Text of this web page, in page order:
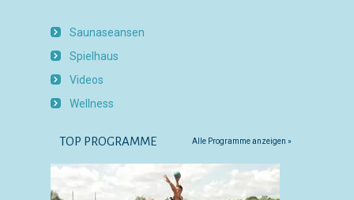
Saunaseansen
Spielhaus
Videos
Wellness
TOP PROGRAMME Alle Programme anzeigen »